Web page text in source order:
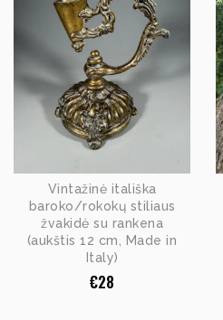
Vintažinė itališka
baroko/rokokų stiliaus
žvakidė su rankena
(aukštis 12 cm, Made in
Italy)
€28